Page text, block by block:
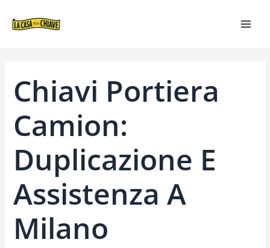
Chiavi Portiera
Camion:
Duplicazione E
Assistenza A
Milano
ARTICOLI